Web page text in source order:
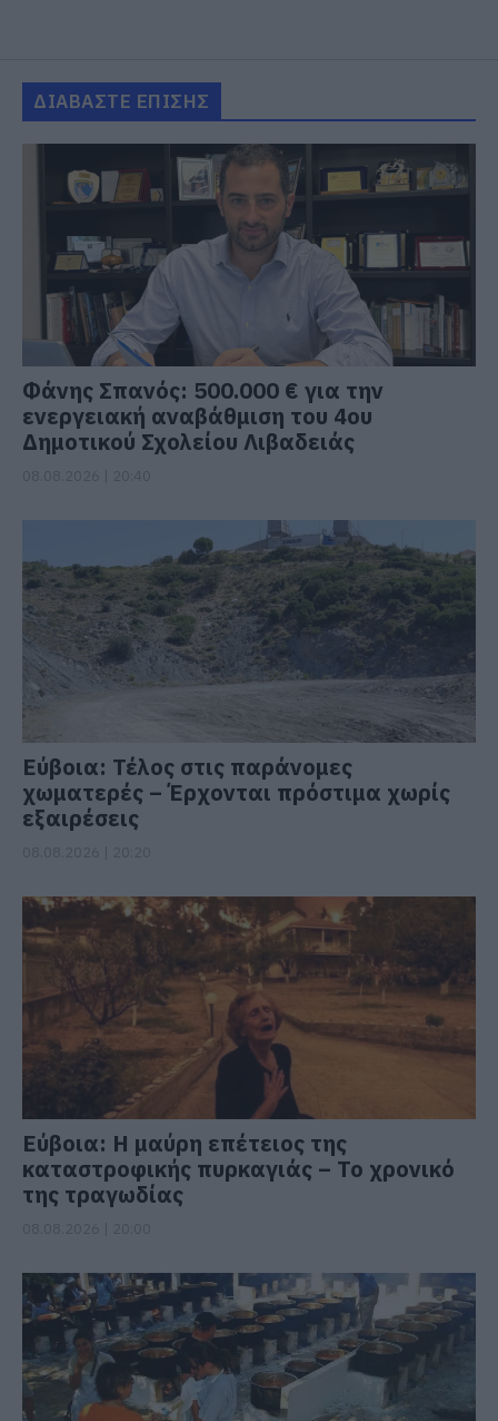
ΔΙΑΒΑΣΤΕ ΕΠΙΣΗΣ
Φάνης Σπανός: 500.000 € για την
ενεργειακή αναβάθμιση του 4ου
Δημοτικού Σχολείου Λιβαδειάς
Εύβοια: Τέλος στις παράνομες
χωματερές – Έρχονται πρόστιμα χωρίς
εξαιρέσεις
Εύβοια: Η μαύρη επέτειος της
καταστροφικής πυρκαγιάς – Το χρονικό
της τραγωδίας